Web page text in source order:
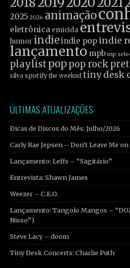
2018
2025 2026 animação
eletrônica emicida
humor indieindie pop indie
lançamento mpb mp
playlist poppop rock
silva spotify the weeknd tiny desk
ÚLTIMAS ATUALIZAÇÕES
Dicas de Discos do Mês: Julho/2026
Carly Rae Jepsen – Don’t Leave Me
Lançamento: Leffs – “Sagitário”
Entrevista: Shawn James
Weezer – C.E.O.
Lançamento: Tangolo Mangos –
Nisso”)
Steve Lacy – doom
Tiny Desk Concerts: Charlie Puth